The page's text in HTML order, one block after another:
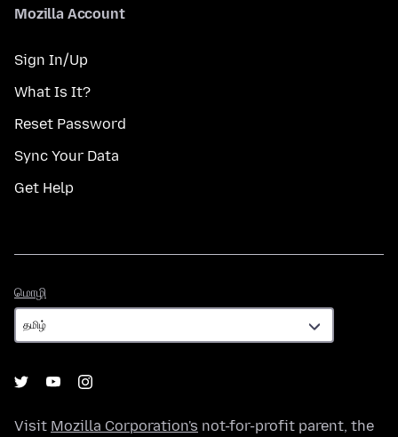
Mozilla Account
Sign In/Up
What Is It?
Reset Password
Sync Your Data
Get Help
மொழி
Visit Mozilla Corporation's not-for-profit parent, the